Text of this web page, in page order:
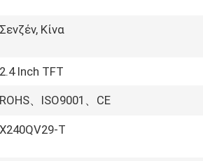
Σενζέν, Κίνα
2.4 Inch TFT
ROHS、ISO9001、CE
Χ240QV29-T